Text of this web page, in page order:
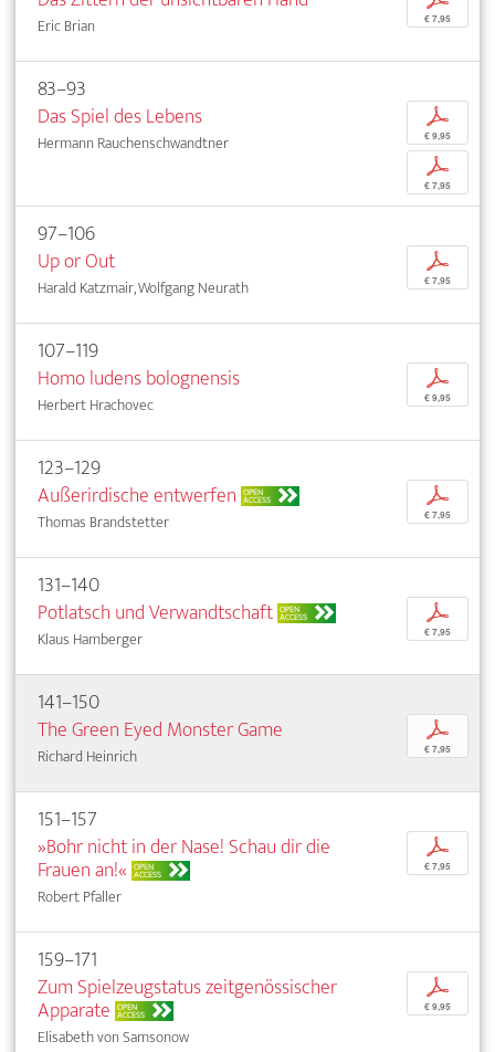
Eric Brian € 7,95
83–93
Das Spiel des Lebens
Hermann Rauchenschwandtner
p
€ 9,95
p
€ 7,95
97–106
Up or Out
Harald Katzmair, Wolfgang Neurath
p
€ 7,95
107–119
Homo ludens bolognensis
Herbert Hrachovec
p
€ 9,95
123–129
Außerirdische entwerfen OPEN
ACCESS
Thomas Brandstetter
p
€ 7,95
131–140
Potlatsch und Verwandtschaft OPEN
ACCESS
Klaus Hamberger
p
€ 7,95
141–150
The Green Eyed Monster Game
Richard Heinrich
p
€ 7,95
151–157
»Bohr nicht in der Nase! Schau dir die
Frauen an!« OPEN
ACCESS
Robert Pfaller
p
€ 7,95
159–171
Zum Spielzeugstatus zeitgenössischer
Apparate OPEN
ACCESS
Elisabeth von Samsonow
p
€ 9,95